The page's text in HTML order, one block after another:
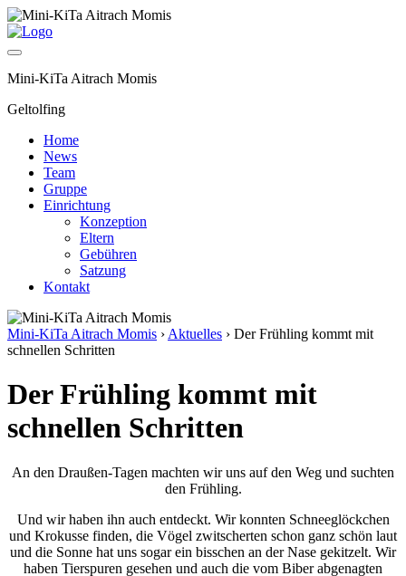
Mini-KiTa Aitrach Momis
Geltolfing
Home
News
Team
Gruppe
Einrichtung
Konzeption
Eltern
Gebühren
Satzung
Kontakt
Mini-KiTa Aitrach Momis › Aktuelles › Der Frühling kommt mit
schnellen Schritten
Der Frühling kommt mit
schnellen Schritten
An den Draußen-Tagen machten wir uns auf den Weg und suchten
den Frühling.
Und wir haben ihn auch entdeckt. Wir konnten Schneeglöckchen
und Krokusse finden, die Vögel zwitscherten schon ganz schön laut
und die Sonne hat uns sogar ein bisschen an der Nase gekitzelt. Wir
haben Tierspuren gesehen und auch die vom Biber abgenagten